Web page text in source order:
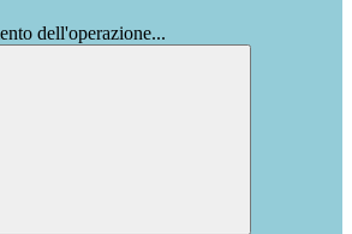
dell'operazione...